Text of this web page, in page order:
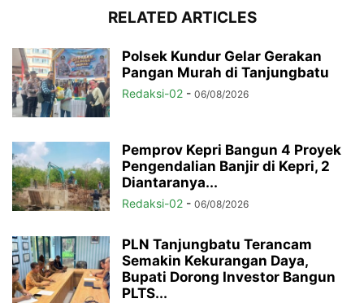
RELATED ARTICLES
Polsek Kundur Gelar Gerakan
Pangan Murah di Tanjungbatu
Redaksi-02 - 06/08/2026
Pemprov Kepri Bangun 4 Proyek
Pengendalian Banjir di Kepri, 2
Diantaranya...
Redaksi-02 - 06/08/2026
PLN Tanjungbatu Terancam
Semakin Kekurangan Daya,
Bupati Dorong Investor Bangun
PLTS...